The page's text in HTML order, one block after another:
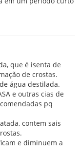
que é isenta de
de crostas.
água destilada.
e outras cias de
pq
contem sais
e diminuem a